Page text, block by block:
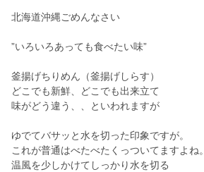
北海道沖縄ごめんなさい
”いろいろあっても食べたい味”
釜揚げちりめん（釜揚げしらす）
どこでも新鮮、どこでも出来立て
味がどう違う、、といわれますが
ゆでてバサッと水を切った印象ですが。
これが普通はべたべたくっついてますよね。
温風を少しかけてしっかり水を切る